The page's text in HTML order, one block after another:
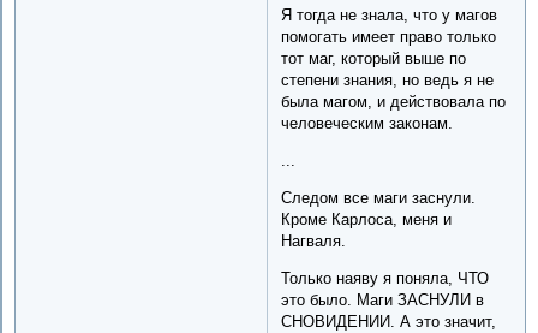
Я тогда не знала, что у магов
помогать имеет право только
тот маг, который выше по
степени знания, но ведь я не
была магом, и действовала по
человеческим законам.
...
Следом все маги заснули.
Кроме Карлоса, меня и
Нагваля.
Только наяву я поняла, ЧТО
это было. Маги ЗАСНУЛИ в
СНОВИДЕНИИ. А это значит,